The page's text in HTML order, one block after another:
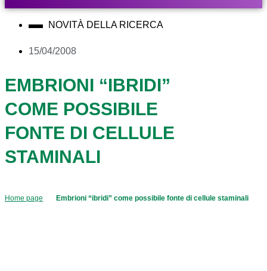
NOVITÀ DELLA RICERCA
15/04/2008
EMBRIONI “IBRIDI”
COME POSSIBILE
FONTE DI CELLULE
STAMINALI
Home page Embrioni “ibridi” come possibile fonte di cellule staminali